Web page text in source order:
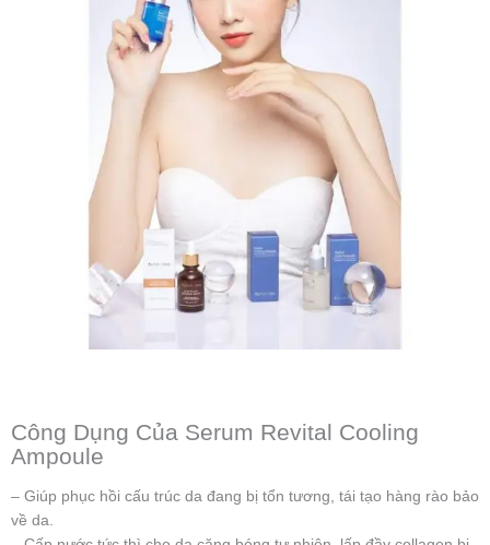
Công Dụng Của Serum Revital Cooling
Ampoule
– Giúp phục hồi cấu trúc da đang bị tổn tương, tái tạo hàng rào bảo
về da.